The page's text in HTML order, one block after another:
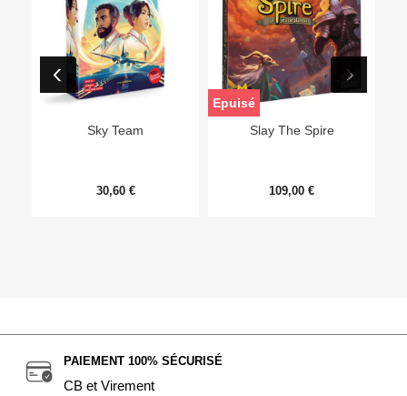
Sky Team
30,60 €
Slay The Spire
109,00 €
Epuisé
PAIEMENT 100% SÉCURISÉ
CB et Virement